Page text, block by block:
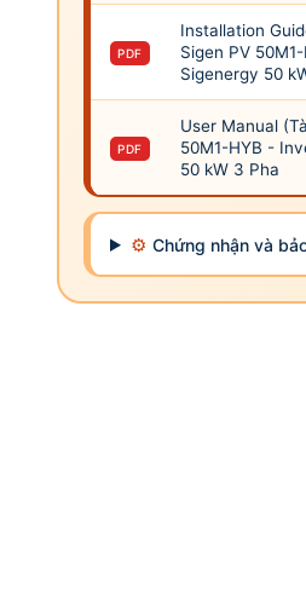
PDF
Installation
Sigen PV
Sigenergy 50
PDF
User Manual
50M1-HYB -
50 kW 3 Pha
⚙ Chứng nhận và